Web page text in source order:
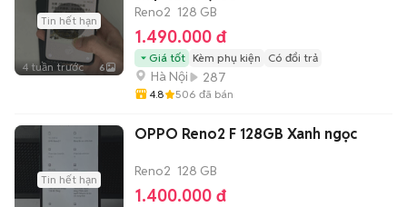
Tin hết hạn
4 tuần trước 6
Reno2 128 GB
1.490.000 đ
Giá tốt Kèm phụ kiện Có đổi trả
Hà Nội 287
4.8 506 đã bán
Tin hết hạn
OPPO Reno2 F 128GB Xanh ngọc
Reno2 128 GB
1.400.000 đ